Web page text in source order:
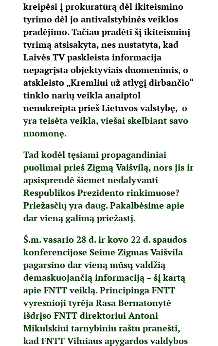
kreipėsi į prokuratūrą dėl ikiteismino
tyrimo dėl jo antivalstybinės veiklos
pradėjimo. Tačiau pradėti šį ikiteisminį
tyrimą atsisakyta, nes nustatyta, kad
Laivės TV paskleista informacija
nepagrįsta objektyviais duomenimis, o
atskleisto „Kremliui už atlygį dirbančio“
tinklo narių veikla anaiptol
nenukreipta prieš Lietuvos valstybę, o
yra teisėta veikla, viešai skelbiant savo
nuomonę.
Tad kodėl tęsiami propagandiniai
puolimai prieš Zigmą Vaišvilą, nors jis ir
apsisprendė šiemet nedalyvauti
Respublikos Prezidento rinkimuose?
Priežasčių yra daug. Pakalbėsime apie
dar vieną galimą priežastį.
Š.m. vasario 28 d. ir kovo 22 d. spaudos
konferencijose Seime Zigmas Vaišvila
pagarsino dar vieną mūsų valdžią
demaskuojančią informaciją – šį kartą
apie FNTT veiklą. Principinga FNTT
vyresnioji tyrėja Rasa Bernatonytė
išdrįso FNTT direktoriui Antoni
Mikulskiui tarnybiniu raštu pranešti,
kad FNTT Vilniaus apygardos valdybos